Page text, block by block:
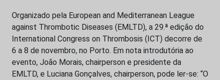
Organizado pela European and Mediterranean League
against Thrombotic Diseases (EMLTD), a 29.ª edição do
International Congress on Thrombosis (ICT) decorre de
6 a 8 de novembro, no Porto. Em nota introdutória ao
evento, João Morais, chairperson e presidente da
EMLTD, e Luciana Gonçalves, chairperson, pode ler-se: “O